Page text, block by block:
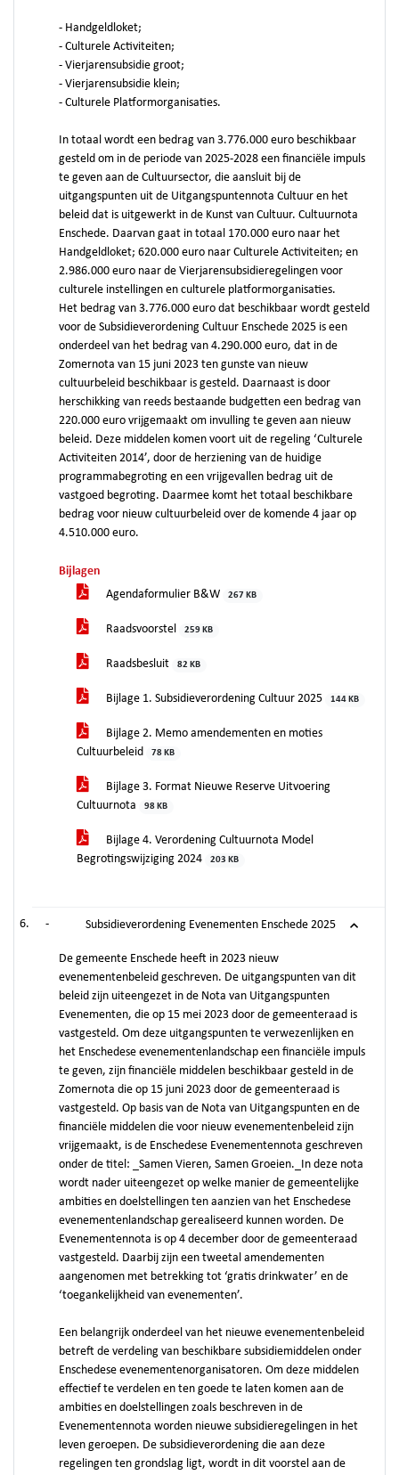
- Handgeldloket;
- Culturele Activiteiten;
- Vierjarensubsidie groot;
- Vierjarensubsidie klein;
- Culturele Platformorganisaties.
In totaal wordt een bedrag van 3.776.000 euro beschikbaar
gesteld om in de periode van 2025-2028 een financiële impuls
te geven aan de Cultuursector, die aansluit bij de
uitgangspunten uit de Uitgangspuntennota Cultuur en het
beleid dat is uitgewerkt in de Kunst van Cultuur. Cultuurnota
Enschede. Daarvan gaat in totaal 170.000 euro naar het
Handgeldloket; 620.000 euro naar Culturele Activiteiten; en
2.986.000 euro naar de Vierjarensubsidieregelingen voor
culturele instellingen en culturele platformorganisaties.
Het bedrag van 3.776.000 euro dat beschikbaar wordt gesteld
voor de Subsidieverordening Cultuur Enschede 2025 is een
onderdeel van het bedrag van 4.290.000 euro, dat in de
Zomernota van 15 juni 2023 ten gunste van nieuw
cultuurbeleid beschikbaar is gesteld. Daarnaast is door
herschikking van reeds bestaande budgetten een bedrag van
220.000 euro vrijgemaakt om invulling te geven aan nieuw
beleid. Deze middelen komen voort uit de regeling ‘Culturele
Activiteiten 2014’, door de herziening van de huidige
programmabegroting en een vrijgevallen bedrag uit de
vastgoed begroting. Daarmee komt het totaal beschikbare
bedrag voor nieuw cultuurbeleid over de komende 4 jaar op
4.510.000 euro.
Bijlagen
Agendaformulier B&W
267 KB
Raadsvoorstel 259 KB
Raadsbesluit 82 KB
Bijlage 1. Subsidieverordening Cultuur 2025 144 KB
Bijlage 2. Memo amendementen en moties
Cultuurbeleid
78 KB
Bijlage 3. Format Nieuwe Reserve Uitvoering
Cultuurnota
98 KB
Bijlage 4. Verordening Cultuurnota Model
Begrotingswijziging 2024
203 KB
- Subsidieverordening Evenementen Enschede 2025
De gemeente Enschede heeft in 2023 nieuw
evenementenbeleid geschreven. De uitgangspunten van dit
beleid zijn uiteengezet in de Nota van Uitgangspunten
Evenementen, die op 15 mei 2023 door de gemeenteraad is
vastgesteld. Om deze uitgangspunten te verwezenlijken en
het Enschedese evenementenlandschap een financiële impuls
te geven, zijn financiële middelen beschikbaar gesteld in de
Zomernota die op 15 juni 2023 door de gemeenteraad is
vastgesteld. Op basis van de Nota van Uitgangspunten en de
financiële middelen die voor nieuw evenementenbeleid zijn
vrijgemaakt, is de Enschedese Evenementennota geschreven
onder de titel: _Samen Vieren, Samen Groeien._In deze nota
wordt nader uiteengezet op welke manier de gemeentelijke
ambities en doelstellingen ten aanzien van het Enschedese
evenementenlandschap gerealiseerd kunnen worden. De
Evenementennota is op 4 december door de gemeenteraad
vastgesteld. Daarbij zijn een tweetal amendementen
aangenomen met betrekking tot ‘gratis drinkwater’ en de
‘toegankelijkheid van evenementen’.
Een belangrijk onderdeel van het nieuwe evenementenbeleid
betreft de verdeling van beschikbare subsidiemiddelen onder
Enschedese evenementenorganisatoren. Om deze middelen
effectief te verdelen en ten goede te laten komen aan de
ambities en doelstellingen zoals beschreven in de
Evenementennota worden nieuwe subsidieregelingen in het
leven geroepen. De subsidieverordening die aan deze
regelingen ten grondslag ligt, wordt in dit voorstel aan de